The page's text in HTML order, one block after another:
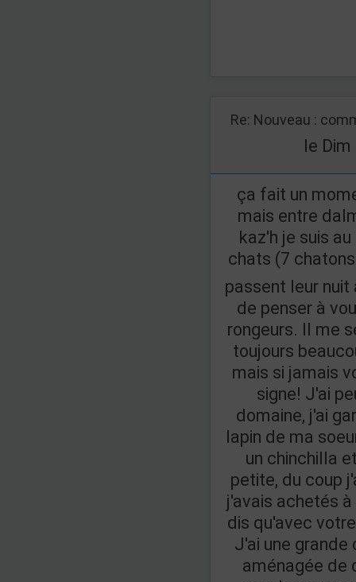
Re: Nouveau :
le Dim
ça fait un
mais entre
kaz'h je suis
chats (7
passent leur
de penser à
rongeurs. Il me
toujours
mais si jamais
signe! J'ai
domaine, j'ai
lapin de ma
un chinchilla
petite, du coup
j'avais achetés
dis qu'avec
J'ai une grande
aménagée de